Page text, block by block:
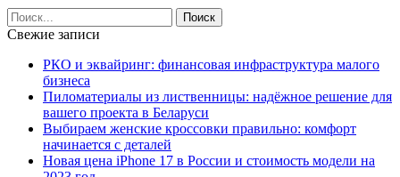
Свежие записи
РКО и эквайринг: финансовая инфраструктура малого
бизнеса
Пиломатериалы из лиственницы: надёжное решение для
вашего проекта в Беларуси
Выбираем женские кроссовки правильно: комфорт
начинается с деталей
Новая цена iPhone 17 в России и стоимость модели на